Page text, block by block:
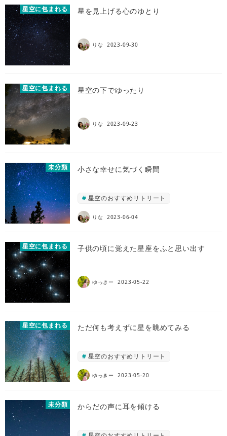
星空に包まれる 星を見上げる心のゆとり
りな 2023-09-30
星空に包まれる 星空の下でゆったり
りな 2023-09-23
未分類 小さな幸せに気づく瞬間
星空のおすすめリトリート
りな 2023-06-04
星空に包まれる 子供の頃に覚えた星座をふと思い出す
ゆっきー 2023-05-22
星空に包まれる ただ何も考えずに星を眺めてみる
星空のおすすめリトリート
ゆっきー 2023-05-20
未分類 からだの声に耳を傾ける